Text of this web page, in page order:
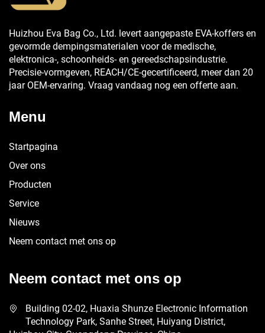
Huizhou Eva Bag Co., Ltd. levert aangepaste EVA-koffers en
gevormde dempingsmaterialen voor de medische,
elektronica-, schoonheids- en gereedschapsindustrie.
Precisie-vormgeven, REACH/CE-gecertificeerd, meer dan 20
jaar OEM-ervaring. Vraag vandaag nog een offerte aan.
Menu
Startpagina
Over ons
Producten
Service
Nieuws
Neem contact met ons op
Neem contact met ons op
Building 02-02, Huaxia Shunze Electronic Information
Technology Park, Sanhe Street, Huiyang District,